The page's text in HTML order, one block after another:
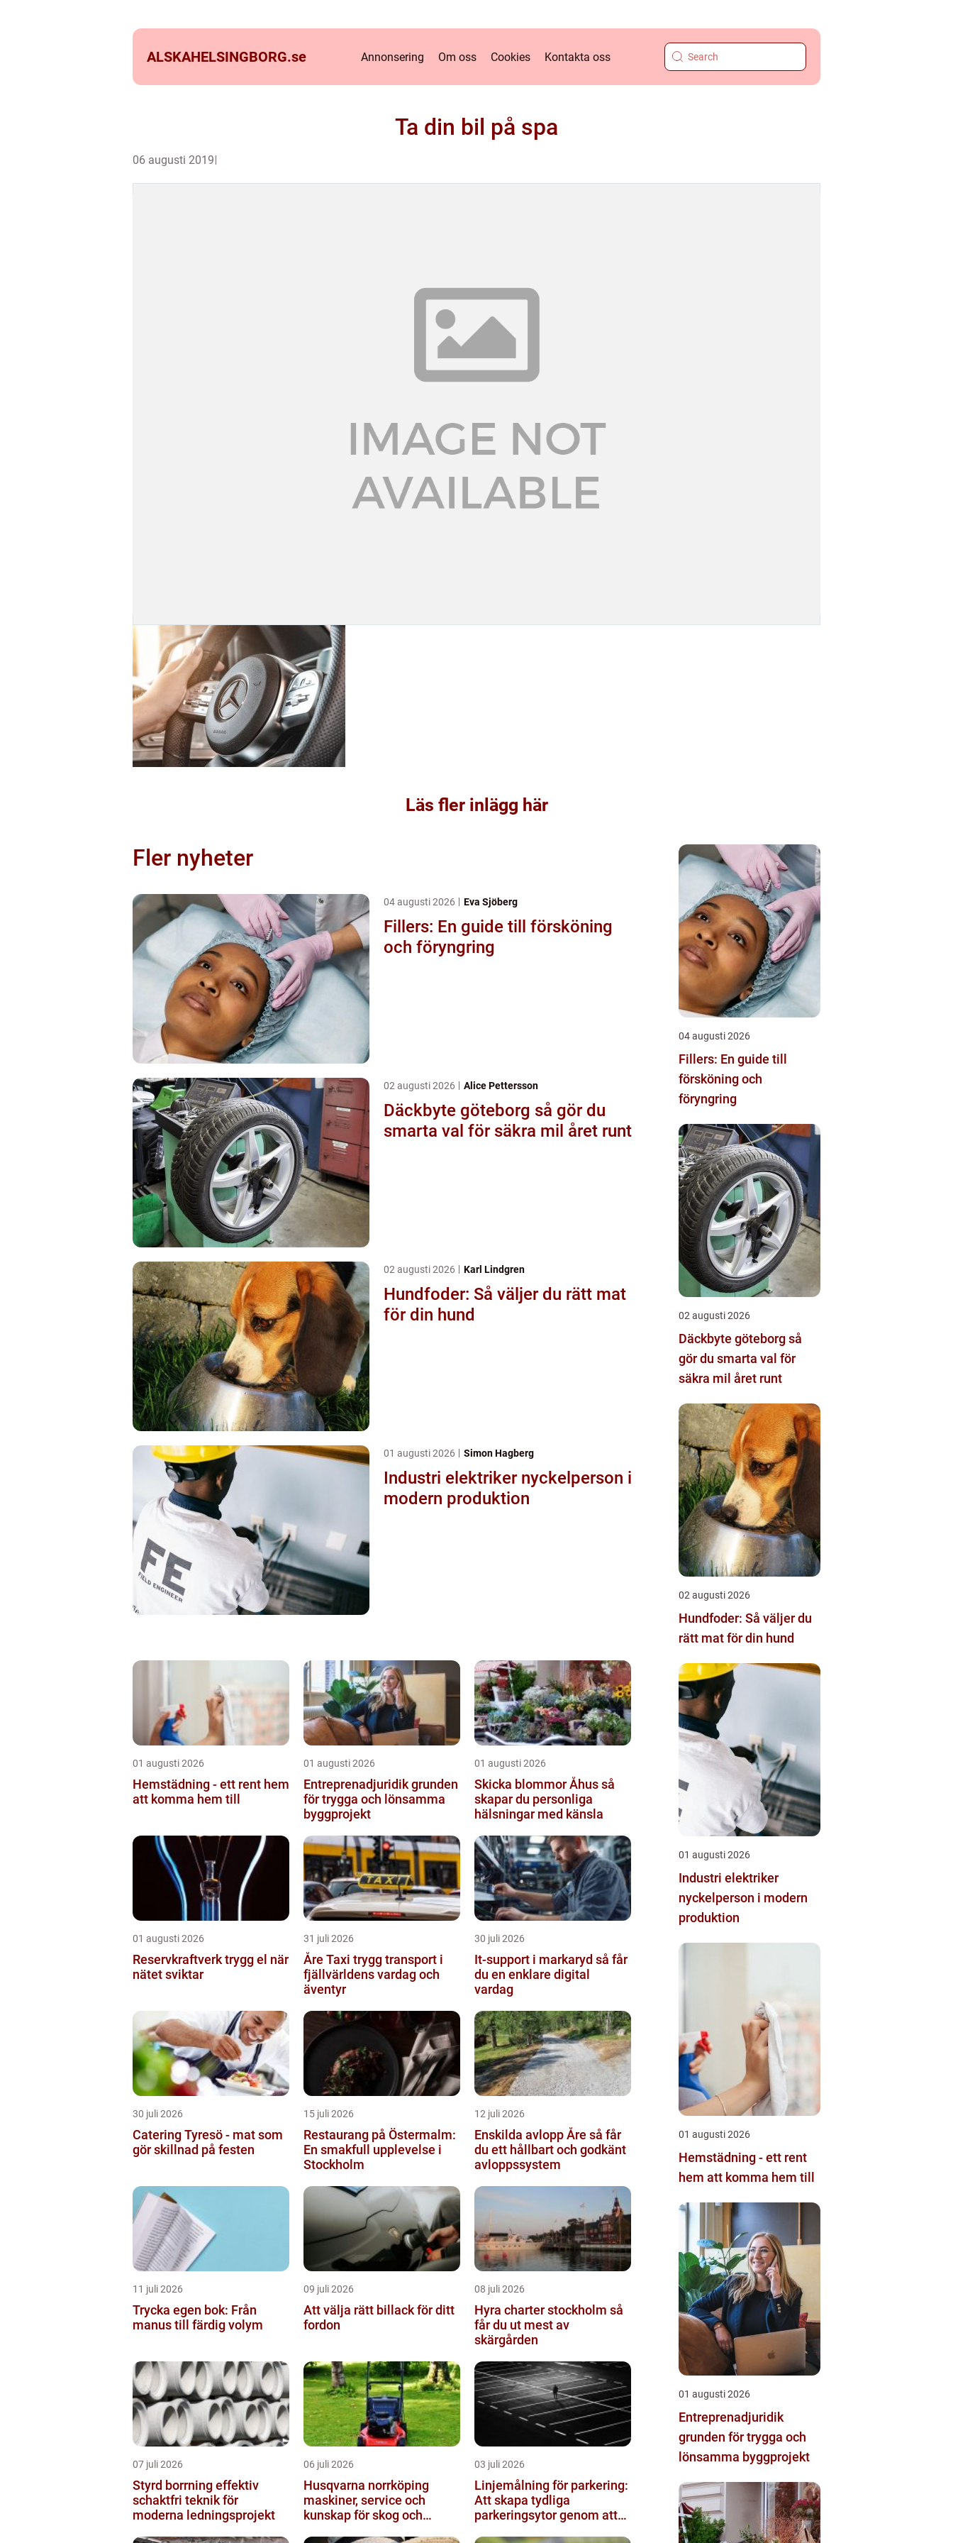
ALSKAHELSINGBORG.se Annonsering Om oss Cookies Kontakta oss
Ta din bil på spa
06 augusti 2019
Läs fler inlägg här
Fler nyheter
04 augusti 2026 Eva Sjöberg
Fillers: En guide till försköning
och föryngring
02 augusti 2026 Alice Pettersson
Däckbyte göteborg så gör du
smarta val för säkra mil året runt
02 augusti 2026 Karl Lindgren
Hundfoder: Så väljer du rätt mat
för din hund
01 augusti 2026 Simon Hagberg
Industri elektriker nyckelperson i
modern produktion
01 augusti 2026
Hemstädning - ett rent hem
att komma hem till
01 augusti 2026
Entreprenadjuridik grunden
för trygga och lönsamma
byggprojekt
01 augusti 2026
Skicka blommor Åhus så
skapar du personliga
hälsningar med känsla
01 augusti 2026
Reservkraftverk trygg el när
nätet sviktar
31 juli 2026
Åre Taxi trygg transport i
fjällvärldens vardag och
äventyr
30 juli 2026
It-support i markaryd så får
du en enklare digital
vardag
30 juli 2026
Catering Tyresö - mat som
gör skillnad på festen
15 juli 2026
Restaurang på Östermalm:
En smakfull upplevelse i
Stockholm
12 juli 2026
Enskilda avlopp Åre så får
du ett hållbart och godkänt
avloppssystem
11 juli 2026
Trycka egen bok: Från
manus till färdig volym
09 juli 2026
Att välja rätt billack för ditt
fordon
08 juli 2026
Hyra charter stockholm så
får du ut mest av
skärgården
07 juli 2026
Styrd borrning effektiv
schaktfri teknik för
moderna ledningsprojekt
06 juli 2026
Husqvarna norrköping
maskiner, service och
kunskap för skog och
03 juli 2026
Linjemålning för parkering:
Att skapa tydliga
parkeringsytor genom att
04 augusti 2026
Fillers: En guide till
försköning och
föryngring
02 augusti 2026
Däckbyte göteborg så
gör du smarta val för
säkra mil året runt
02 augusti 2026
Hundfoder: Så väljer du
rätt mat för din hund
01 augusti 2026
Industri elektriker
nyckelperson i modern
produktion
01 augusti 2026
Hemstädning - ett rent
hem att komma hem till
01 augusti 2026
Entreprenadjuridik
grunden för trygga och
lönsamma byggprojekt